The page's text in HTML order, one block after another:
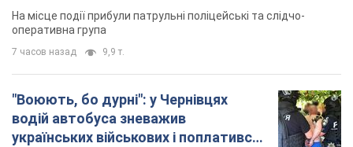
На місце події прибули патрульні поліцейські та слідчо-
оперативна група
7 часов назад 9,9 т.
"Воюють, бо дурні": у Чернівцях
водій автобуса зневажив
українських військових і поплатився.